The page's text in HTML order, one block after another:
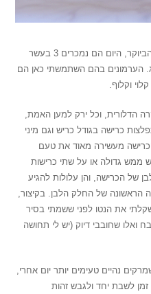
פעם ערמונים היו מצרך של הביוקר, היום הם נמכרים 3 בעשר
הערמונים בהם השתמשתי כאן הם
וקלוף.
הדלורית, וכל ירק למען האמת,
כרישה בגודל כריש וגם מיני
מעשירה מאוד את טעם
ממש גדולה או על שתי כרישות
של הכרישה, והן עלולות להגיע
של החלק הלבן. בקיצור,
את הנטו לפני ששמתי בסיר
שחובבי דיוק (יש לי תחושה
נהיים טעימים יותר יום אחרי,
לשבת יחד ולגבש זהות